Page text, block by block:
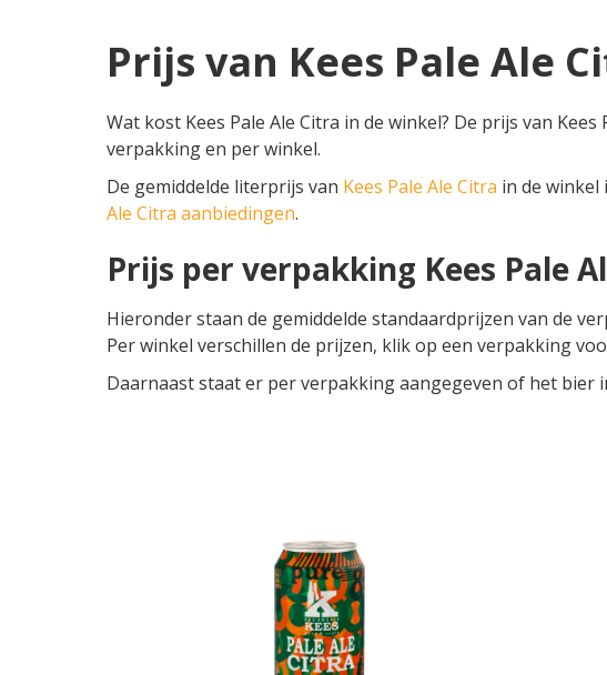
Prijs van Kees Pale Ale
Wat kost Kees Pale Ale Citra in de winkel? De prijs van
verpakking en per winkel.
De gemiddelde literprijs van Kees Pale Ale Citra in de winkel
Ale Citra aanbiedingen.
Prijs per verpakking Kees Pale
Hieronder staan de gemiddelde standaardprijzen van de
Per winkel verschillen de prijzen, klik op een verpakking
Daarnaast staat er per verpakking aangegeven of het bier